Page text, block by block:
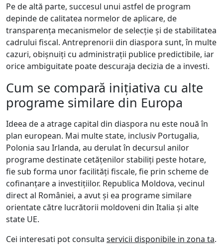
Pe de altă parte, succesul unui astfel de program
depinde de calitatea normelor de aplicare, de
transparența mecanismelor de selecție și de stabilitatea
cadrului fiscal. Antreprenorii din diaspora sunt, în multe
cazuri, obișnuiți cu administrații publice predictibile, iar
orice ambiguitate poate descuraja decizia de a investi.
Cum se compară inițiativa cu alte
programe similare din Europa
Ideea de a atrage capital din diaspora nu este nouă în
plan european. Mai multe state, inclusiv Portugalia,
Polonia sau Irlanda, au derulat în decursul anilor
programe destinate cetățenilor stabiliți peste hotare,
fie sub forma unor facilități fiscale, fie prin scheme de
cofinanțare a investițiilor. Republica Moldova, vecinul
direct al României, a avut și ea programe similare
orientate către lucrătorii moldoveni din Italia și alte
state UE.
Cei interesati pot consulta servicii disponibile in zona ta.